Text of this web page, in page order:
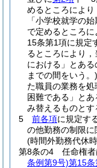
めるところによ
「小学校就学の
で定めるところ
15条第1項に規定
るところにより，
における」とある
までの間をいう。)
た職員の業務を
困難である」と
み替えるものとす
5
前各項に規定す
の他勤務の制限に
(時間外勤務代休
第8条の4
任命権者
条例第9号)第15